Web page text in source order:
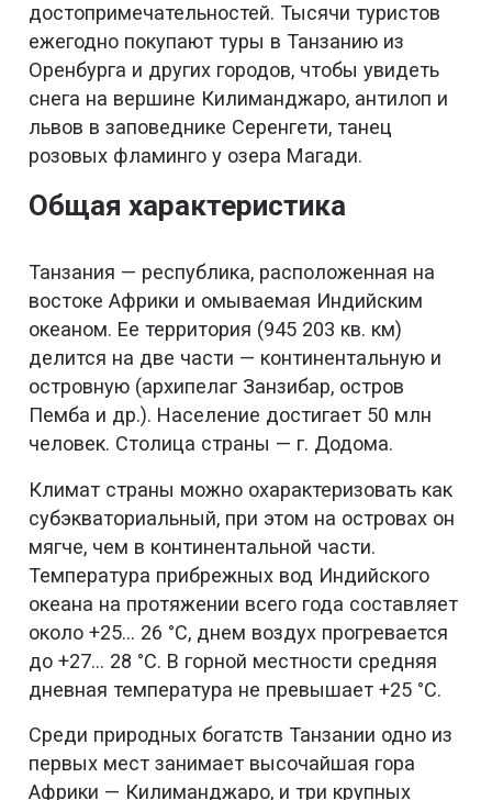
достопримечательностей. Тысячи туристов
ежегодно покупают туры в Танзанию из
Оренбурга и других городов, чтобы увидеть
снега на вершине Килиманджаро, антилоп и
львов в заповеднике Серенгети, танец
розовых фламинго у озера Магади.
Общая характеристика
Танзания — республика, расположенная на
востоке Африки и омываемая Индийским
океаном. Ее территория (945 203 кв. км)
делится на две части — континентальную и
островную (архипелаг Занзибар, остров
Пемба и др.). Население достигает 50 млн
человек. Столица страны — г. Додома.
Климат страны можно охарактеризовать как
субэкваториальный, при этом на островах он
мягче, чем в континентальной части.
Температура прибрежных вод Индийского
океана на протяжении всего года составляет
около +25... 26 °С, днем воздух прогревается
до +27... 28 °С. В горной местности средняя
дневная температура не превышает +25 °С.
Среди природных богатств Танзании одно из
первых мест занимает высочайшая гора
Африки — Килиманджаро, и три крупных